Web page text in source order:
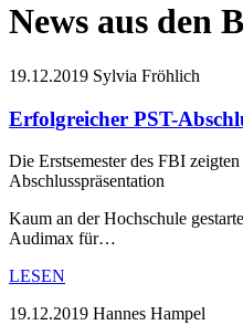
News aus den
19.12.2019 Sylvia Fröhlich
Erfolgreicher PST-
Die Erstsemester des FBI
Abschlusspräsentation
Kaum an der Hochschule
Audimax für…
LESEN
19.12.2019 Hannes Hampel